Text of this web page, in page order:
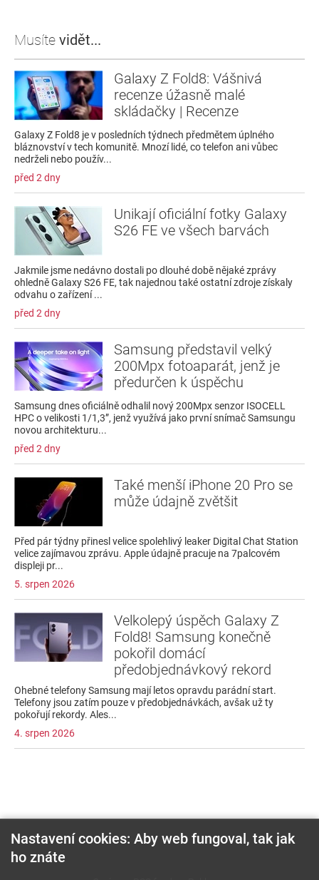
Musíte vidět...
Galaxy Z Fold8: Vášnivá
recenze úžasně malé
skládačky | Recenze
Galaxy Z Fold8 je v posledních týdnech předmětem úplného
bláznovství v tech komunitě. Mnozí lidé, co telefon ani vůbec
nedrželi nebo použív...
před 2 dny
Unikají oficiální fotky Galaxy
S26 FE ve všech barvách
Jakmile jsme nedávno dostali po dlouhé době nějaké zprávy
ohledně Galaxy S26 FE, tak najednou také ostatní zdroje získaly
odvahu o zařízení ...
před 2 dny
Samsung představil velký
200Mpx fotoaparát, jenž je
předurčen k úspěchu
Samsung dnes oficiálně odhalil nový 200Mpx senzor ISOCELL
HPC o velikosti 1/1,3”, jenž využívá jako první snímač Samsungu
novou architekturu...
před 2 dny
Také menší iPhone 20 Pro se
může údajně zvětšit
Před pár týdny přinesl velice spolehlivý leaker Digital Chat Station
velice zajímavou zprávu. Apple údajně pracuje na 7palcovém
displeji pr...
5. srpen 2026
Velkolepý úspěch Galaxy Z
Fold8! Samsung konečně
pokořil domácí
předobjednávkový rekord
Ohebné telefony Samsung mají letos opravdu parádní start.
Telefony jsou zatím pouze v předobjednávkách, avšak už ty
pokořují rekordy. Ales...
4. srpen 2026
Nastavení cookies: Aby web fungoval, tak jak
ho znáte